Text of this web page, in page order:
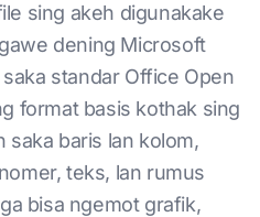
sing akeh digunakake
dening Microsoft
standar Office Open
format basis kothak sing
baris lan kolom,
teks, lan rumus
bisa ngemot grafik,